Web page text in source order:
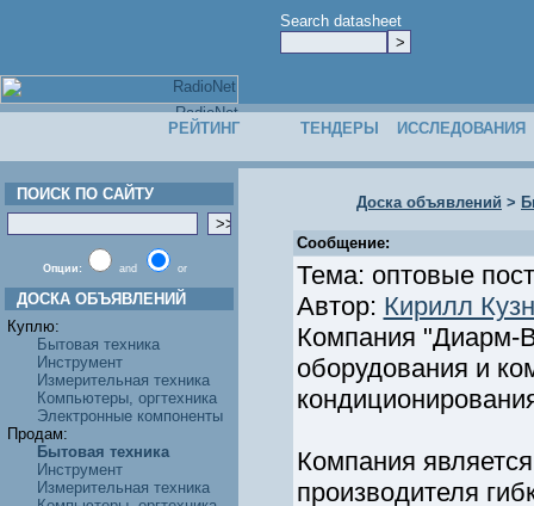
Search datasheet
РЕЙТИНГ ТЕНДЕРЫ ИССЛЕДОВАНИЯ
ПОИСК ПО САЙТУ
Опции: and or
ДОСКА ОБЪЯВЛЕНИЙ
Куплю:
Бытовая техника
Инструмент
Измерительная техника
Компьютеры, оргтехника
Электронные компоненты
Продам:
Бытовая техника
Инструмент
Измерительная техника
Доска объявлений >
Сообщение:
Тема: оптовые
Автор: Кирилл
Компания "Диарм-
оборудования и
Компания
производителя